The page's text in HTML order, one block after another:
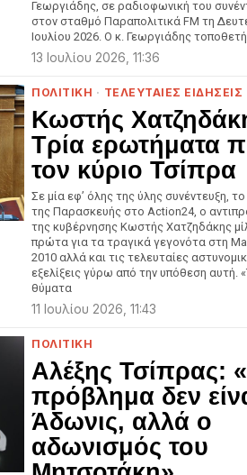
Γεωργιάδης, σε ραδιοφωνική του
στον σταθμό Παραπολιτικά FM τη
Ιουλίου 2026. Ο κ. Γεωργιάδης
13 Ιουλίου 2026, 11:36
ΠΟΛΙΤΙΚΗ · ΤΕΛΕΥΤΑΙΕΣ ΕΙΔΗΣΕΙΣ
Κωστής
Τρία ερωτήματα
τον κύριο Τσίπρα
Σε μία εφ’ όλης της ύλης συνέντευξη,
της Παρασκευής στο Action24, ο
της κυβέρνησης Κωστής Χατζηδάκης
πρώτα για τα τραγικά γεγονότα στη
2010 αλλά και τις τελευταίες
εξελίξεις γύρω από την υπόθεση αυτή.
θύματα
11 Ιουλίου 2026, 11:43
ΠΟΛΙΤΙΚΗ
Αλέξης Τσίπρας:
πρόβλημα δεν
Άδωνις, αλλά ο
αδωνισμός του